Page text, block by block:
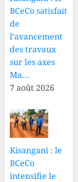
BCeCo satisfait
de
l’avancement
des travaux
sur les axes
Ma…
7 août 2026
Kisangani : le
BCeCo
intensifie le